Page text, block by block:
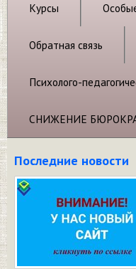
Курсы
Обратная связь
Психолого-
СНИЖЕНИЕ
Последние новости